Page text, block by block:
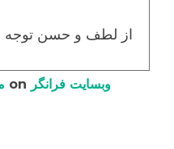
از لطف و حسن توجه
وبسایت فرانگر